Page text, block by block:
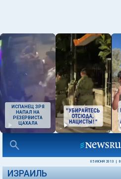
ИСПАНЕЦ ЗРЯ
НАПАЛ НА
РЕЗЕРВИСТА
ЦАХАЛА
05 ИЮНЯ 2013
ИЗРАИЛЬ